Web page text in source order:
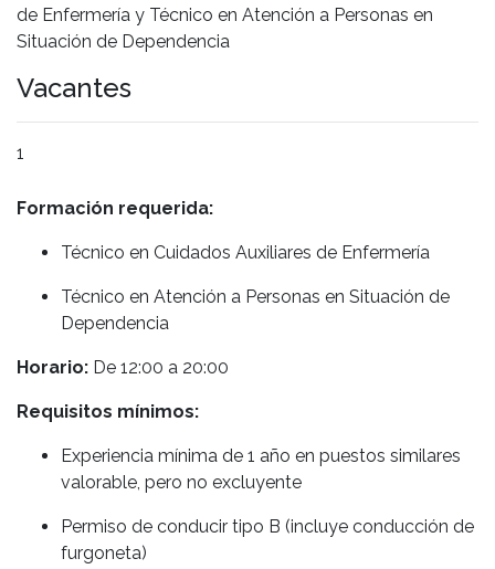
de Enfermería y Técnico en Atención a Personas en
Situación de Dependencia
Vacantes
1
Formación requerida:
Técnico en Cuidados Auxiliares de Enfermería
Técnico en Atención a Personas en Situación de
Dependencia
Horario: De 12:00 a 20:00
Requisitos mínimos:
Experiencia mínima de 1 año en puestos similares
valorable, pero no excluyente
Permiso de conducir tipo B (incluye conducción de
furgoneta)